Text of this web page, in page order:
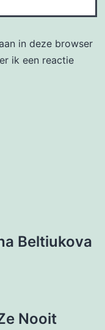
in deze browser
ik een reactie
Beltiukova
Nooit